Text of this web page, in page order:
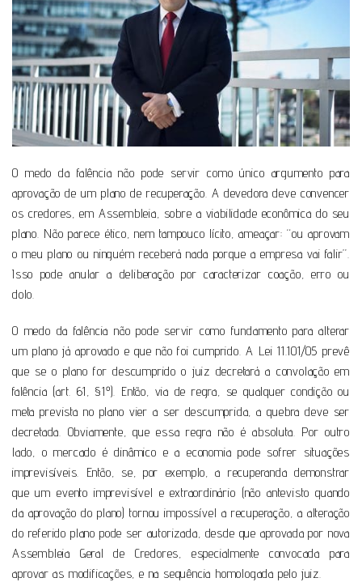
O medo da falência não pode servir como único argumento para
aprovação de um plano de recuperação. A devedora deve convencer
os credores, em Assembleia, sobre a viabilidade econômica do seu
plano. Não parece ético, nem tampouco lícito, ameaçar: “ou aprovam
o meu plano ou ninguém receberá nada porque a empresa vai falir”.
Isso pode anular a deliberação por caracterizar coação, erro ou
dolo.
O medo da falência não pode servir como fundamento para alterar
um plano já aprovado e que não foi cumprido. A Lei 11.101/05 prevê
que se o plano for descumprido o juiz decretará a convolação em
falência (art. 61, §1º). Então, via de regra, se qualquer condição ou
meta prevista no plano vier a ser descumprida, a quebra deve ser
decretada. Obviamente, que essa regra não é absoluta. Por outro
lado, o mercado é dinâmico e a economia pode sofrer situações
imprevisíveis. Então, se, por exemplo, a recuperanda demonstrar
que um evento imprevisível e extraordinário (não antevisto quando
da aprovação do plano) tornou impossível a recuperação, a alteração
do referido plano pode ser autorizada, desde que aprovada por nova
Assembleia Geral de Credores, especialmente convocada para
aprovar as modificações, e na sequência homologada pelo juiz.